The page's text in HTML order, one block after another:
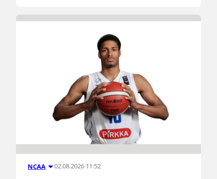
NCAA 02.08.2026 11:52